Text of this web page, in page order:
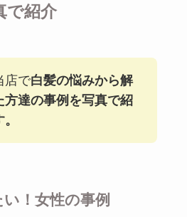
で紹介
店で白髪の悩みから解
方達の事例を写真で紹
！女性の事例